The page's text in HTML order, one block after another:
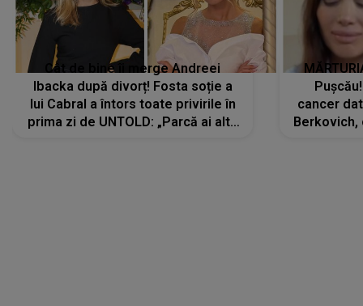
Cât de bine îi merge Andreei
Ibacka după divorț! Fosta soție a
lui Cabral a întors toate privirile în
prima zi de UNTOLD: „Parcă ai altă
cancer
Berkovich,